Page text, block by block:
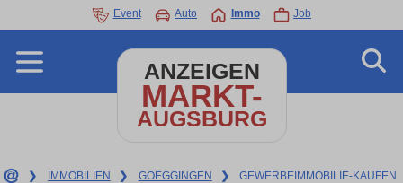
Event Auto Immo Job
ANZEIGEN
MARKT-
AUGSBURG
❯ IMMOBILIEN ❯ GOEGGINGEN ❯ GEWERBEIMMOBILIE-KAUFEN